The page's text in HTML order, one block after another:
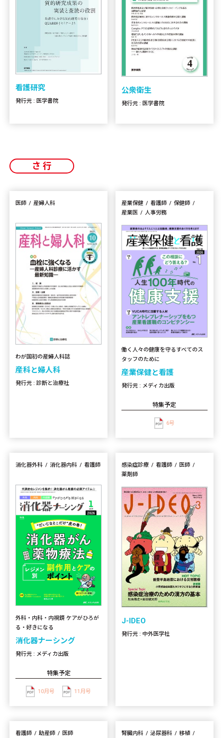
看護研究
発行元 : 医学書院
公衆衛生
発行元 : 医学書院
さ行
医師 産婦人科
わが国初の産婦人科誌
産科と婦人科
発行元 : 診断と治療社
産業保健 看護師
保健師
産業医
人事労務
働く人々の健康を守るすべてのス
タッフのために
産業保健と看護
発行元 : メディカ出版
特集予定
6号
消化器外科 消化器内科 看護師
外科・内科・内視鏡 ケアがひろが
る・好きになる
消化器ナーシング
発行元 : メディカ出版
特集予定
10月号 11月号
感染症診療 看護師
医師
薬剤師
J-IDEO
発行元 : 中外医学社
看護師 助産師 医師 腎臓内科 泌尿器科
移植